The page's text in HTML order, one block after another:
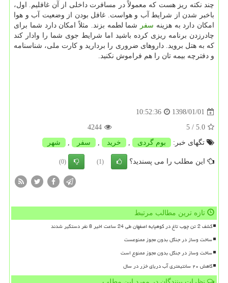
چند نكته ریز هست كه معمولاً در مسافرت داخلی از آن غافلیم. اول،
باخبر شدن از شرایط آب و هواست. غافل بودن از وضعیت آب و هوا
امكان دارد به هزینه سفر
شما لطمه بزند. مثلاً امكان دارد شما برای
چادرزدن برنامه ریزی كرده باشید اما شرایط جوی شما را وادار كند
كه به هتل بروید. داروهای ضروری را بردارید و كارت ملی، شناسنامه
و دفترچه بیمه تان را هم فراموش نكنید.
1398/01/01
10:52:36
5.0
/ 5
4244
تگهای خبر:
بوم گردی , خرید , سفر , شهر
این مطلب را می پسندید؟ (1)
(0)
تازه ترین مطالب مرتبط
کشف 2 تن چوب تاغ در کوهپایه اصفهان طی 24 ساعت اخیر 8 نفر دستگیر شدند
ساخت وساز در جنگل بدون مجوز ممنوعست
ساخت وساز در جنگل بدون مجوز ممنوع است
کاهش ۲۰ سانتیمتری آب دریای خزر در سال